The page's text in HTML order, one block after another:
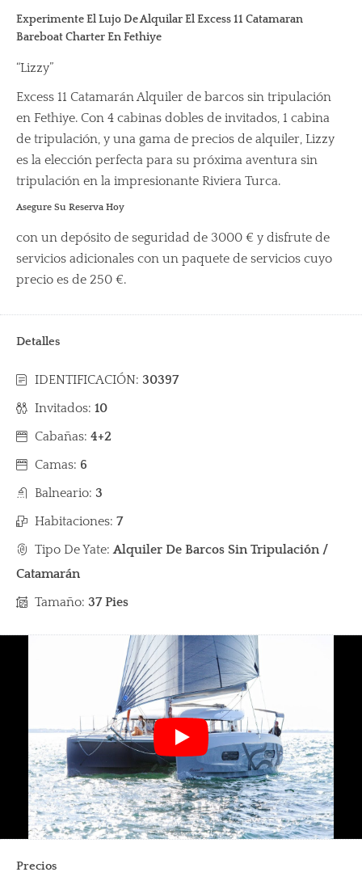
Experimente El Lujo De Alquilar El Excess 11 Catamaran
Bareboat Charter En Fethiye
“Lizzy”
Excess 11 Catamarán Alquiler de barcos sin tripulación
en Fethiye. Con 4 cabinas dobles de invitados, 1 cabina
de tripulación, y una gama de precios de alquiler, Lizzy
es la elección perfecta para su próxima aventura sin
tripulación en la impresionante Riviera Turca.
Asegure Su Reserva Hoy
con un depósito de seguridad de 3000 € y disfrute de
servicios adicionales con un paquete de servicios cuyo
precio es de 250 €.
Detalles
IDENTIFICACIÓN: 30397
Invitados: 10
Cabañas: 4+2
Camas: 6
Balneario: 3
Habitaciones: 7
Tipo De Yate:Alquiler De Barcos Sin Tripulación /
Catamarán
Tamaño: 37 Pies
Precios